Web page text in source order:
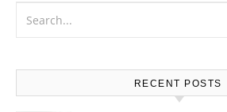
RECENT POSTS